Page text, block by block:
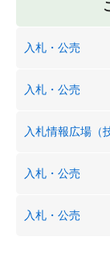
入札・公売
入札・公売
入札情報広場（
入札・公売
入札・公売